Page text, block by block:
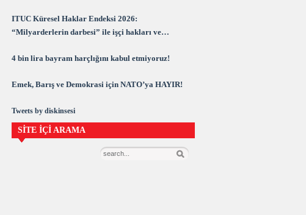
ITUC Küresel Haklar Endeksi 2026:
“Milyarderlerin darbesi” ile işçi hakları ve
4 bin lira bayram harçlığını kabul etmiyoruz!
Emek, Barış ve Demokrasi için NATO’ya HAYIR!
Tweets by diskinsesi
SİTE İÇİ ARAMA